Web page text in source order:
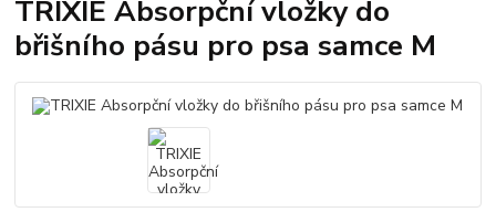
TRIXIE Absorpční vložky do
břišního pásu pro psa samce M